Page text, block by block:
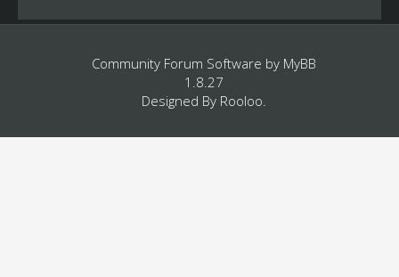
Community Forum Software by MyBB
1.8.27
Designed By Rooloo.